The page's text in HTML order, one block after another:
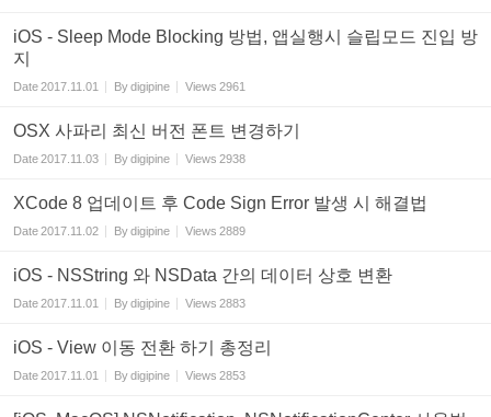
iOS - Sleep Mode Blocking 방법, 앱실행시 슬립모드 진입 방
지
Date2017.11.01 Bydigipine Views 2961
OSX 사파리 최신 버전 폰트 변경하기
Date2017.11.03 Bydigipine Views 2938
XCode 8 업데이트 후 Code Sign Error 발생 시 해결법
Date2017.11.02 Bydigipine Views 2889
iOS - NSString 와 NSData 간의 데이터 상호 변환
Date2017.11.01 Bydigipine Views 2883
iOS - View 이동 전환 하기 총정리
Date2017.11.01 Bydigipine Views 2853